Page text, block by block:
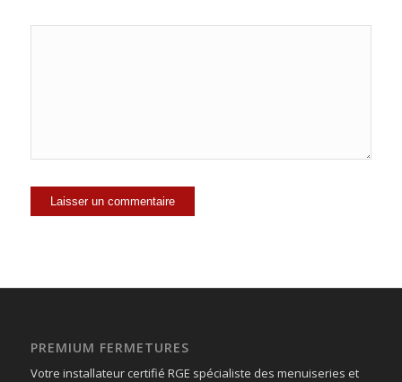
PREMIUM FERMETURES
Votre installateur certifié RGE spécialiste des menuiseries et